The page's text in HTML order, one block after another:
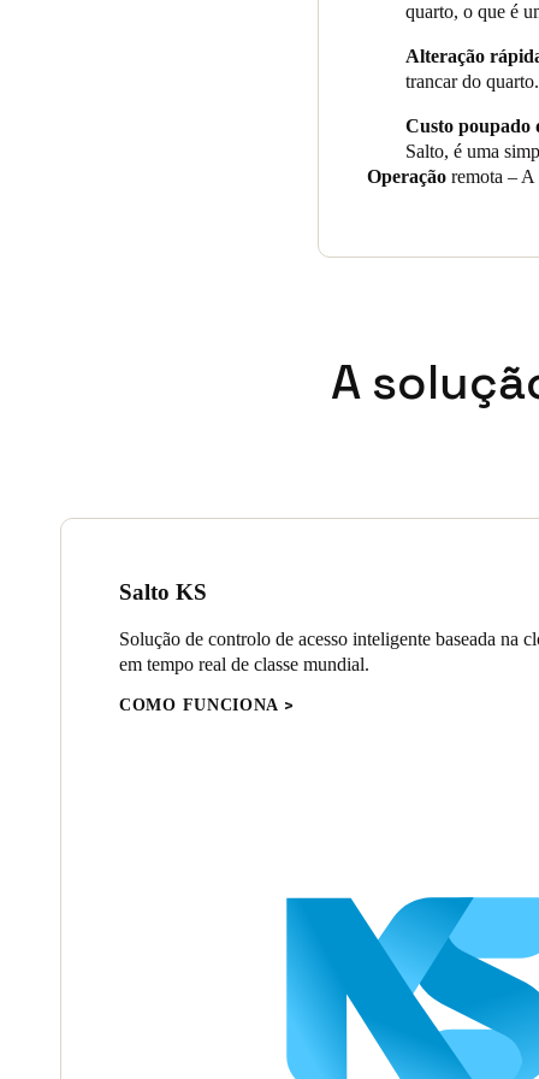
quarto, o que é
Alteração
trancar do
Custo poupado
Salto, é uma
Operação remota – A
A
Salto KS
Solução de controlo de acesso inteligente baseada na
em tempo real de classe mundial.
COMO FUNCIONA